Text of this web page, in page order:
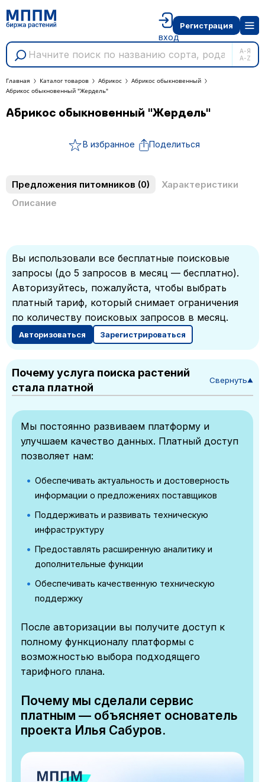
А-Я
A-Z
вход
Регистрация
Главная Каталог товаров Абрикос
Абрикос обыкновенный
Абрикос обыкновенный "Жердель"
Абрикос обыкновенный "Жердель"
В избранное Поделиться
Предложения питомников (0)
Характеристики
Описание
Вы использовали все бесплатные поисковые
запросы (до 5 запросов в месяц — бесплатно).
Авторизуйтесь, пожалуйста, чтобы выбрать
платный тариф, который снимает ограничения
по количеству поисковых запросов в месяц.
Авторизоваться Зарегистрироваться
Почему услуга поиска растений
стала платной
Свернуть▼
Мы постоянно развиваем платформу и
улучшаем качество данных. Платный доступ
позволяет нам:
Обеспечивать актуальность и достоверность
информации о предложениях поставщиков
Поддерживать и развивать техническую
инфраструктуру
Предоставлять расширенную аналитику и
дополнительные функции
Обеспечивать качественную техническую
поддержку
После авторизации вы получите доступ к
полному функционалу платформы с
возможностью выбора подходящего
тарифного плана.
Почему мы сделали сервис
платным — объясняет основатель
проекта Илья Сабуров.